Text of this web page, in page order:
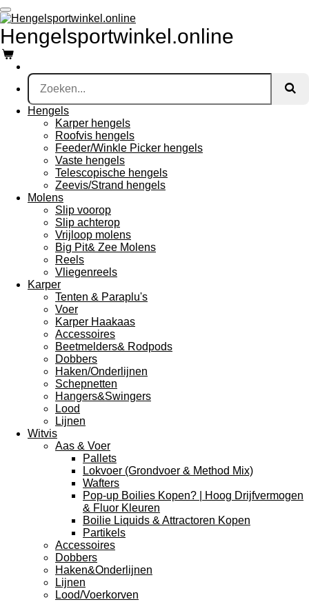
Ga
direct
naar
de
hoofdinhoud
Hengelsportwinkel.online
Hengels
Karper hengels
Roofvis hengels
Feeder/Winkle Picker hengels
Vaste hengels
Telescopische hengels
Zeevis/Strand hengels
Molens
Slip voorop
Slip achterop
Vrijloop molens
Big Pit& Zee Molens
Reels
Vliegenreels
Karper
Tenten & Paraplu's
Voer
Karper Haakaas
Accessoires
Beetmelders& Rodpods
Dobbers
Haken/Onderlijnen
Schepnetten
Hangers&Swingers
Lood
Lijnen
Witvis
Aas & Voer
Pallets
Lokvoer (Grondvoer & Method Mix)
Wafters
Pop-up Boilies Kopen? | Hoog Drijfvermogen
& Fluor Kleuren
Boilie Liquids & Attractoren Kopen
Partikels
Accessoires
Dobbers
Haken&Onderlijnen
Lijnen
Lood/Voerkorven